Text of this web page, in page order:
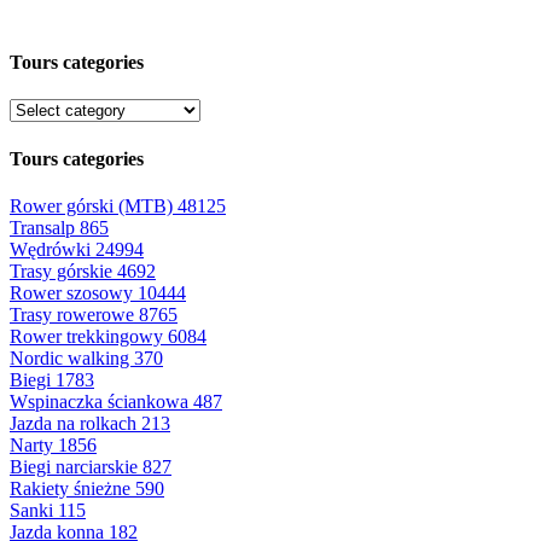
Tours categories
Tours categories
Rower górski (MTB) 48125
Transalp 865
Wędrówki 24994
Trasy górskie 4692
Rower szosowy 10444
Trasy rowerowe 8765
Rower trekkingowy 6084
Nordic walking 370
Biegi 1783
Wspinaczka ściankowa 487
Jazda na rolkach 213
Narty 1856
Biegi narciarskie 827
Rakiety śnieżne 590
Sanki 115
Jazda konna 182